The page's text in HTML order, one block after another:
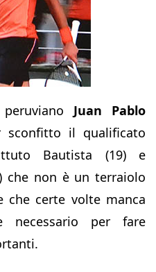
Juan Pablo
sconfitto il qualificato
Bautista (19) e
che non è un terraiolo
certe volte manca
necessario per fare